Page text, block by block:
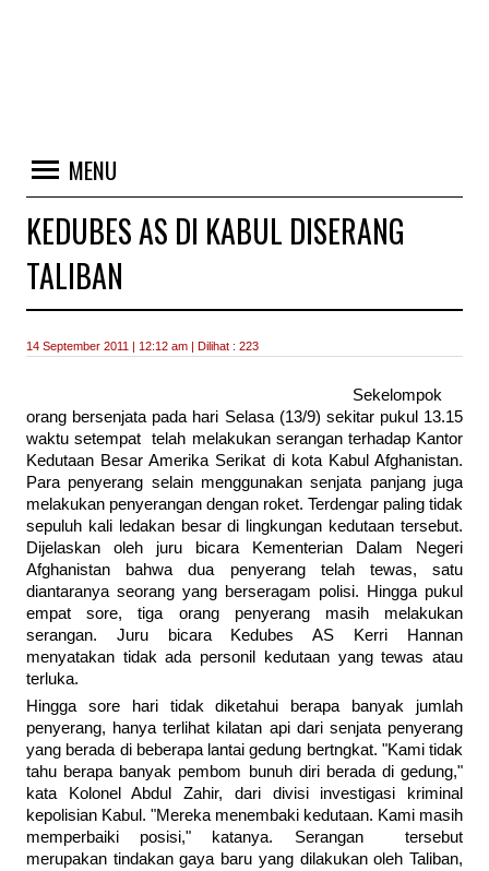
MENU
KEDUBES AS DI KABUL DISERANG
TALIBAN
14 September 2011 | 12:12 am | Dilihat : 223
Sekelompok
orang bersenjata pada hari Selasa (13/9) sekitar pukul 13.15
waktu setempat telah melakukan serangan terhadap Kantor
Kedutaan Besar Amerika Serikat di kota Kabul Afghanistan.
Para penyerang selain menggunakan senjata panjang juga
melakukan penyerangan dengan roket. Terdengar paling tidak
sepuluh kali ledakan besar di lingkungan kedutaan tersebut.
Dijelaskan oleh juru bicara Kementerian Dalam Negeri
Afghanistan bahwa dua penyerang telah tewas, satu
diantaranya seorang yang berseragam polisi. Hingga pukul
empat sore, tiga orang penyerang masih melakukan
serangan. Juru bicara Kedubes AS Kerri Hannan
menyatakan tidak ada personil kedutaan yang tewas atau
terluka.
Hingga sore hari tidak diketahui berapa banyak jumlah
penyerang, hanya terlihat kilatan api dari senjata penyerang
yang berada di beberapa lantai gedung bertngkat. "Kami tidak
tahu berapa banyak pembom bunuh diri berada di gedung,"
kata Kolonel Abdul Zahir, dari divisi investigasi kriminal
kepolisian Kabul. "Mereka menembaki kedutaan. Kami masih
memperbaiki posisi," katanya. Serangan tersebut
merupakan tindakan gaya baru yang dilakukan oleh Taliban,